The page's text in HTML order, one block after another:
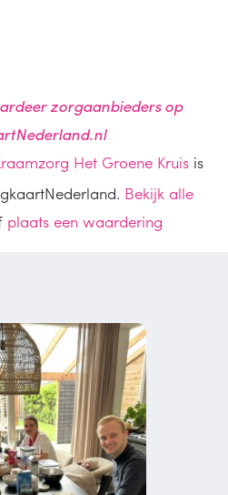
Het Groene Kruisis
Bekijk alle
plaats een waardering